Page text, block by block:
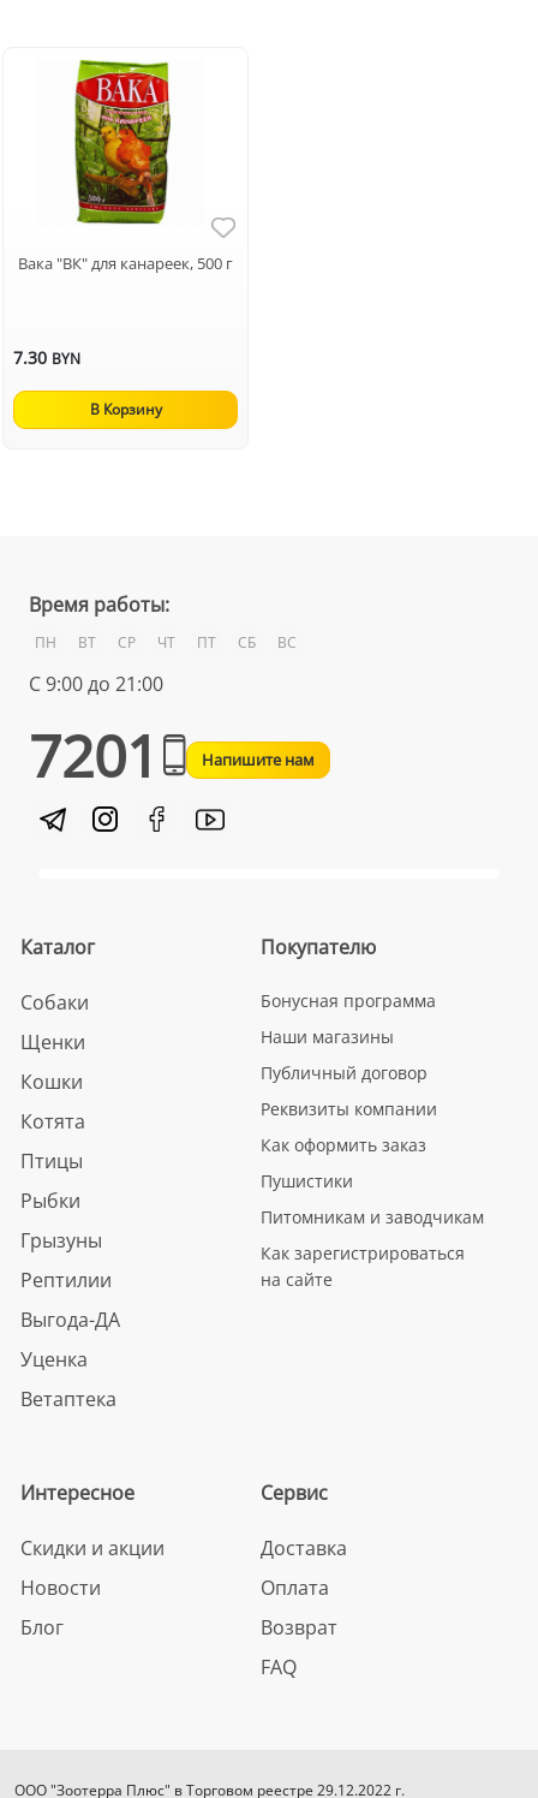
Вака "ВК" для канареек, 500 г
7.30 BYN
В Корзину
Время работы:
ПН ВТ СР ЧТ ПТ СБ ВС
С 9:00 до 21:00
7201 Напишите нам
Каталог
Собаки
Щенки
Кошки
Котята
Птицы
Рыбки
Грызуны
Рептилии
Выгода-ДА
Уценка
Ветаптека
Покупателю
Бонусная программа
Наши магазины
Публичный договор
Реквизиты компании
Как оформить заказ
Пушистики
Питомникам и заводчикам
Как зарегистрироваться
на сайте
Интересное
Скидки и акции
Новости
Блог
Сервис
Доставка
Оплата
Возврат
FAQ
ООО "Зоотерра Плюс" в Торговом реестре 29.12.2022 г.